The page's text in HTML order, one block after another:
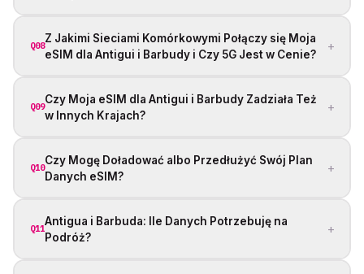
Q08
Z Jakimi Sieciami Komórkowymi Połączy się Moja
eSIM dla Antigui i Barbudy i Czy 5G Jest w Cenie?
+
Q09
Czy Moja eSIM dla Antigui i Barbudy Zadziała Też
w Innych Krajach?
+
Q10
Czy Mogę Doładować albo Przedłużyć Swój Plan
Danych eSIM?
+
Q11
Antigua i Barbuda: Ile Danych Potrzebuję na
Podróż?
+